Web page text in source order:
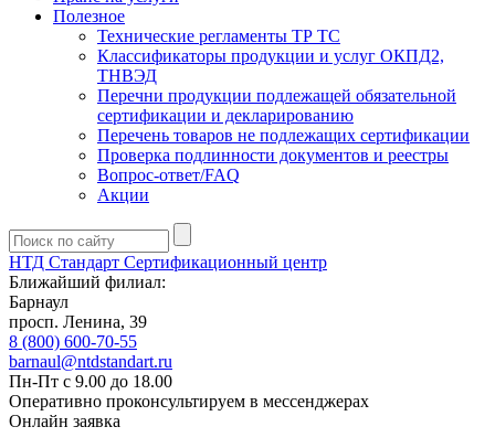
Полезное
Технические регламенты ТР ТС
Классификаторы продукции и услуг ОКПД2,
ТНВЭД
Перечни продукции подлежащей обязательной
сертификации и декларированию
Перечень товаров не подлежащих сертификации
Проверка подлинности документов и реестры
Вопрос-ответ/FAQ
Акции
НТД Стандарт Сертификационный центр
Ближайший филиал:
Барнаул
просп. Ленина, 39
8 (800) 600-70-55
barnaul@ntdstandart.ru
Пн-Пт с 9.00 до 18.00
Оперативно проконсультируем в мессенджерах
Онлайн заявка